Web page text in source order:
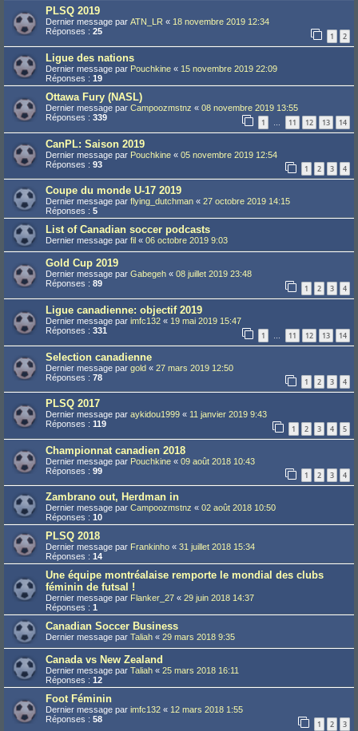
PLSQ 2019
Dernier message par ATN_LR « 18 novembre 2019 12:34
Réponses : 25 1 2
Ligue des nations
Dernier message par Pouchkine « 15 novembre 2019 22:09
Réponses : 19
Ottawa Fury (NASL)
Dernier message par Campoozmstnz « 08 novembre 2019 13:55
Réponses : 339 1 … 11 12 13 14
CanPL: Saison 2019
Dernier message par Pouchkine « 05 novembre 2019 12:54
Réponses : 93 1 2 3 4
Coupe du monde U-17 2019
Dernier message par flying_dutchman « 27 octobre 2019 14:15
Réponses : 5
List of Canadian soccer podcasts
Dernier message par fil « 06 octobre 2019 9:03
Gold Cup 2019
Dernier message par Gabegeh « 08 juillet 2019 23:48
Réponses : 89 1 2 3 4
Ligue canadienne: objectif 2019
Dernier message par imfc132 « 19 mai 2019 15:47
Réponses : 331 1 11 12 13 14
Selection canadienne
Dernier message par gold « 27 mars 2019 12:50
Réponses : 78 1 2 3 4
PLSQ 2017
Dernier message par aykidou1999 « 11 janvier 2019 9:43
Réponses : 119 1 2 3 4 5
Championnat canadien 2018
Dernier message par Pouchkine « 09 août 2018 10:43
Réponses : 99 1 2 3 4
Zambrano out, Herdman in
Dernier message par Campoozmstnz « 02 août 2018 10:50
Réponses : 10
PLSQ 2018
Dernier message par Frankinho « 31 juillet 2018 15:34
Réponses : 14
Une équipe montréalaise remporte le mondial des clubs
féminin de futsal !
Dernier message par Flanker_27 « 29 juin 2018 14:37
Réponses : 1
Canadian Soccer Business
Dernier message par Taliah « 29 mars 2018 9:35
Canada vs New Zealand
Dernier message par Taliah « 25 mars 2018 16:11
Réponses : 12
Foot Féminin
Dernier message par imfc132 « 12 mars 2018 1:55
Réponses : 58 1 2 3